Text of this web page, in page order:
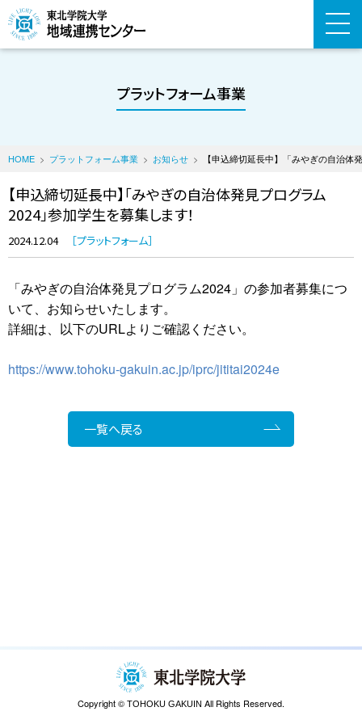
プラットフォーム事業
HOME プラットフォーム事業 お知らせ 【申込締切延長中】「みやぎの自治体
【申込締切延長中】「みやぎの自治体発見プログラム
2024」参加学生を募集します！
2024.12.04 プラットフォーム
「みやぎの自治体発見プログラム2024」の参加者募集につ
いて、お知らせいたします。
詳細は、以下のURLよりご確認ください。
https://www.tohoku-gakuin.ac.jp/iprc/jititai2024e
一覧へ戻る
Copyright © TOHOKU GAKUIN All Rights Reserved.